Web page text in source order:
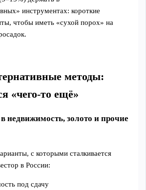
инструментах: короткие
чтобы иметь «сухой порох» на
методы:
«чего‑то ещё»
недвижимость, золото и прочие
с которыми сталкивается
в России:
под сдачу